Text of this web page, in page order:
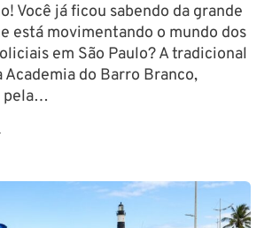
Você já ficou sabendo da grande
está movimentando o mundo dos
em São Paulo? A tradicional
Academia do Barro Branco,
pela…